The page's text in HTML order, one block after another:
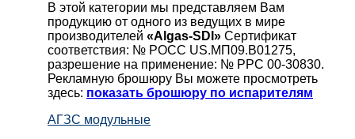
В этой категории мы представляем Вам
продукцию от одного из ведущих в мире
производителей «Algas-SDI» Сертификат
соответствия: № РОСС US.МП09.В01275,
разрешение на применение: № РРС 00-30830.
Рекламную брошюру Вы можете просмотреть
здесь: показать брошюру по испарителям
АГЗС модульные